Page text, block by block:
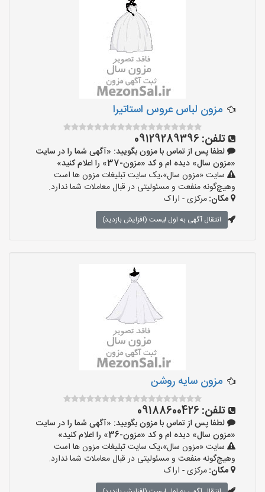
مزون لباس عروس استاتیرا
تلفن: 09129289396
لطفا پس از تماس با مزون بگویید: «آگهی شما را در سایت
«مزون سال» دیده ام و کد «مزون-37» را اعلام کنید»
سایت «مزون سال»،یک سایت تبلیغات مزون ها است
وهیچ‌گونه منفعت و مسئولیتی در قبال معاملات شما ندارد.
مکان:مرکزی - اراک
انتقال آگهی به اول لیست (افزایش بازدید)
مزون سایه روشن
تلفن: 09188600426
لطفا پس از تماس با مزون بگویید: «آگهی شما را در سایت
«مزون سال» دیده ام و کد «مزون-36» را اعلام کنید»
سایت «مزون سال»،یک سایت تبلیغات مزون ها است
وهیچ‌گونه منفعت و مسئولیتی در قبال معاملات شما ندارد.
مکان:مرکزی - اراک